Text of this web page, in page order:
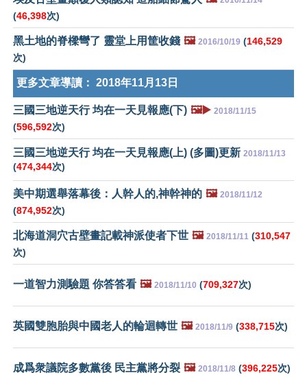
(46,398次)
黑土地的脊樑彎了 靈堂上用筐收錢 🖼️ 2016/10/19 (146,529
次)
更多文章導讀： 2018年11月13日
三國三地逆天行 均在一天見報應(下) 🖼️▶️ 2018/11/15
(596,592次)
三國三地逆天行 均在一天見報應(上) (多圖)更新 2018/11/13
(474,344次)
美中期選舉落幕後：人幹人的,神幹神的 🖼️ 2018/11/12
(874,952次)
北海道洞穴古壁畫記載神派使者下世 🖼️ 2018/11/11 (310,547
次)
一道智力測驗題 你答答看 🖼️ 2018/11/10 (709,327次)
英國雙胞胎與中國老人的輪迴轉世 🖼️ 2018/11/9 (338,715次)
成爲衆議院多數黨後 民主黨將分裂 🖼️ 2018/11/8 (396,225次)